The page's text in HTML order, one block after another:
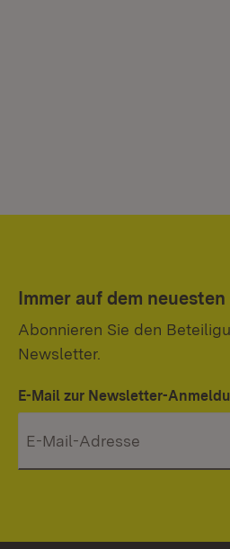
Immer auf dem
Abonnieren Sie den
Newsletter.
E-Mail zur Newsletter-